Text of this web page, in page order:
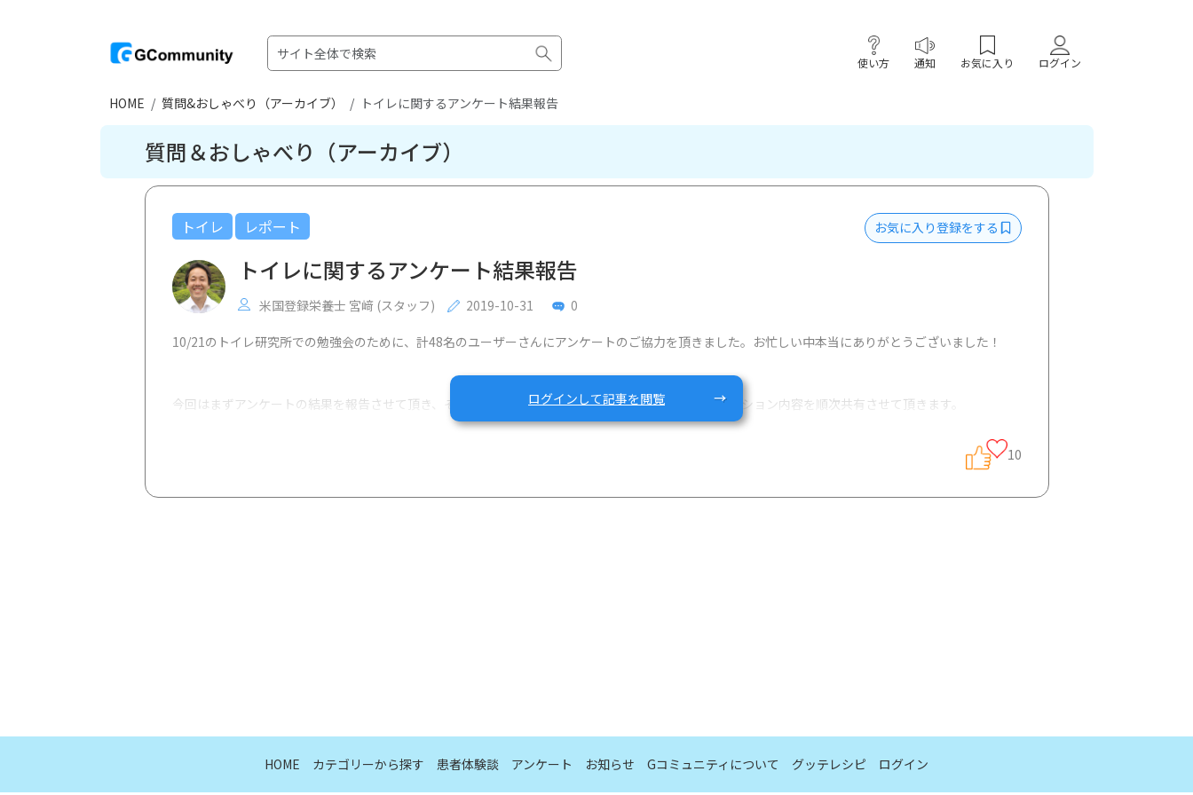
使い方 通知 お気に入り ログイン
HOME 質問&おしゃべり（アーカイブ） トイレに関するアンケート結果報告
質問＆おしゃべり（アーカイブ）
トイレ レポート お気に入り登録をする
トイレに関するアンケート結果報告
米国登録栄養士 宮﨑 (スタッフ) 2019-10-31 0
10/21のトイレ研究所での勉強会のために、計48名のユーザーさんにアンケートのご協力を頂きました。お忙しい中本当にありがとうございました！
今回はまずアンケートの結果を報告させて頂き、その後別の投稿でトイレ研究所勉強会でのディスカッション内容を順次共有させて頂きます。
アンケート結果を見て他の患者さんに聞きたいことなどが出てきたときは、ぜひコミュニティ内で気軽に他の患者さんに質問をお願い致します m(_ _)m
ログインして記事を閲覧
10
HOME カテゴリーから探す 患者体験談 アンケート お知らせ Gコミュニティについて グッテレシピ ログイン